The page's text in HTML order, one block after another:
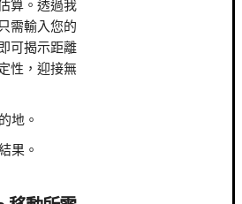
算。透過我
需輸入您的
可揭示距離
性，迎接無
地。
果。